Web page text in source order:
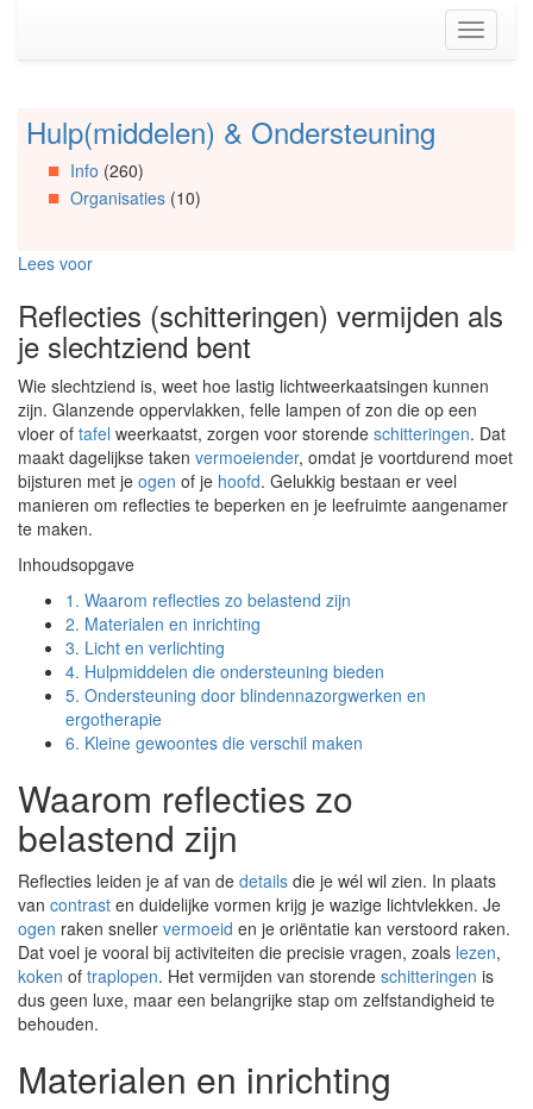
(Accesskey
Toggle
Spring
Artikels
Spring
Spring
Organisaties
Spring
Social
media
Hulp(middelen) & Ondersteuning
Info (260)
Organisaties(10)
Lees voor
Reflecties (schitteringen) vermijden als
je slechtziend bent
Wie slechtziend is, weet hoe lastig lichtweerkaatsingen kunnen
zijn. Glanzende oppervlakken, felle lampen of zon die op een
vloer of tafel weerkaatst, zorgen voor storende schitteringen. Dat
maakt dagelijkse taken vermoeiender, omdat je voortdurend moet
bijsturen met je ogen of je hoofd. Gelukkig bestaan er veel
manieren om reflecties te beperken en je leefruimte aangenamer
te maken.
Inhoudsopgave
1. Waarom reflecties zo belastend zijn
2. Materialen en inrichting
3. Licht en verlichting
4. Hulpmiddelen die ondersteuning bieden
5. Ondersteuning door blindennazorgwerken en
ergotherapie
6. Kleine gewoontes die verschil maken
Waarom reflecties zo
belastend zijn
Reflecties leiden je af van de details die je wél wil zien. In plaats
van contrast en duidelijke vormen krijg je wazige lichtvlekken. Je
ogen raken sneller vermoeid en je oriëntatie kan verstoord raken.
Dat voel je vooral bij activiteiten die precisie vragen, zoals lezen,
koken of traplopen. Het vermijden van storende schitteringen is
dus geen luxe, maar een belangrijke stap om zelfstandigheid te
behouden.
Materialen en inrichting